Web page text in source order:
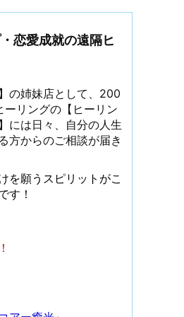
恋愛成就の遠隔ヒ
の姉妹店として、200
リングの【ヒーリン
には日々、自分の人生
方からのご相談が届き
を願うスピリットがこ
す！